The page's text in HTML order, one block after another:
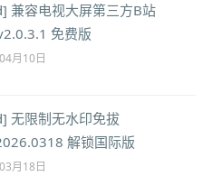
兼容电视大屏第三方B站
免费版
月10日
无限制无水印免拔
解锁国际版
月18日